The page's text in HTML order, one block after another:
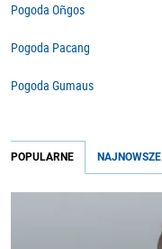
Pogoda Oñgos
Pogoda Pacang
Pogoda Gumaus
POPULARNE NAJNOWSZE